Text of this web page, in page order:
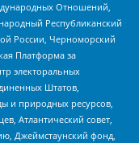
Отношений,
Республиканский
России, Черноморский
Платформа за
электоральных
Штатов,
и природных ресурсов,
Атлантический совет,
Джеймстаунский фонд,